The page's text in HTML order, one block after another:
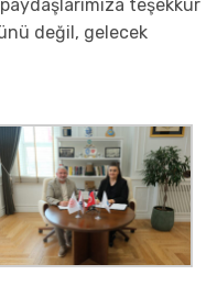
teşekkür
değil, gelecek